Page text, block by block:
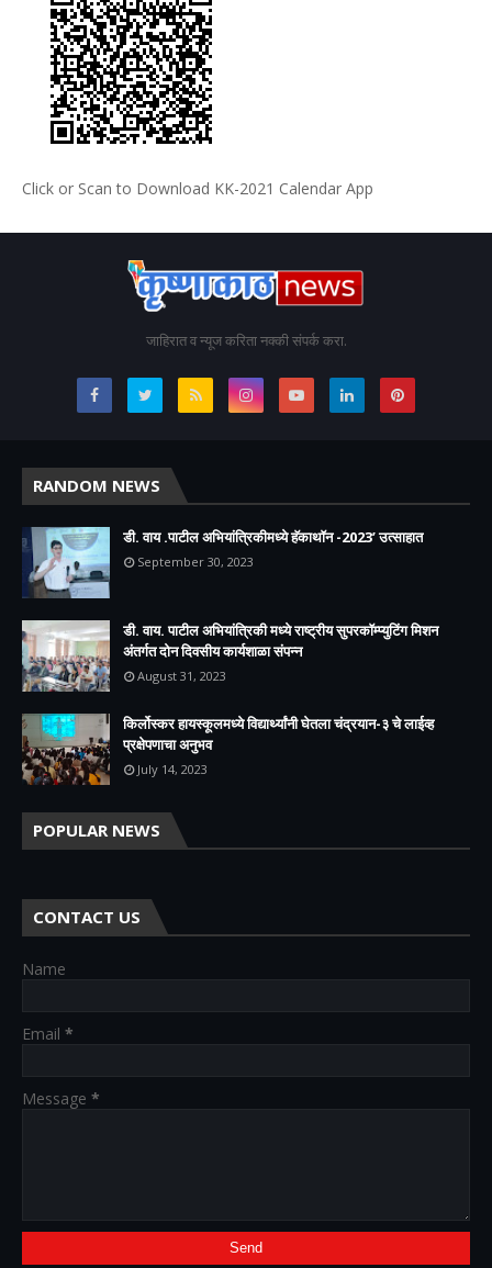
Click or Scan to Download KK-2021 Calendar App
जाहिरात व न्यूज करिता नक्की संपर्क करा.
RANDOM NEWS
डी. वाय .पाटील अभियांत्रिकीमध्ये हॅकाथॉन -2023’ उत्साहात
September 30, 2023
डी. वाय. पाटील अभियांत्रिकी मध्ये राष्ट्रीय सुपरकॉम्प्युटिंग मिशन
अंतर्गत दोन दिवसीय कार्यशाळा संपन्न
August 31, 2023
किर्लोस्कर हायस्कूलमध्ये विद्यार्थ्यांनी घेतला चंद्रयान-३ चे लाईव्ह
प्रक्षेपणाचा अनुभव
July 14, 2023
POPULAR NEWS
CONTACT US
Name
Email *
Message *